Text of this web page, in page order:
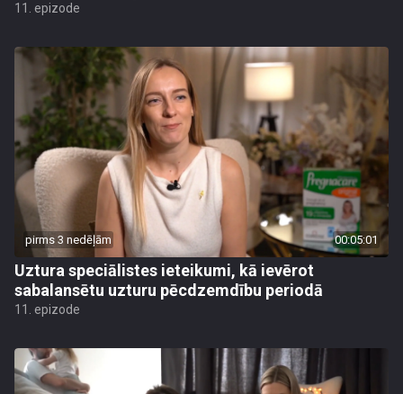
11. epizode
pirms 3 nedēļām 00:05:01
Uztura speciālistes ieteikumi, kā ievērot
sabalansētu uzturu pēcdzemdību periodā
11. epizode